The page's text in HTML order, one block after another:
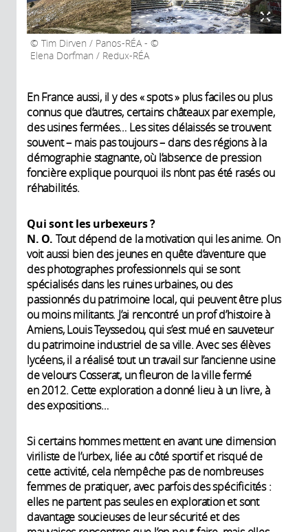
Tim Dirven / Panos-RÉA - ©
Elena Dorfman / Redux-RÉA
En France aussi, il y des « spots » plus faciles ou plus
connus que d’autres, certains châteaux par exemple,
des usines fermées… Les sites délaissés se trouvent
souvent – mais pas toujours – dans des régions à la
démographie stagnante, où l’absence de pression
foncière explique pourquoi ils n’ont pas été rasés ou
réhabilités.
Qui sont les urbexeurs ?
N. O. Tout dépend de la motivation qui les anime. On
voit aussi bien des jeunes en quête d’aventure que
des photographes professionnels qui se sont
spécialisés dans les ruines urbaines, ou des
passionnés du patrimoine local, qui peuvent être plus
ou moins militants. J’ai rencontré un prof d’histoire à
Amiens, Louis Teyssedou, qui s’est mué en sauveteur
du patrimoine industriel de sa ville. Avec ses élèves
lycéens, il a réalisé tout un travail sur l’ancienne usine
de velours Cosserat, un fleuron de la ville fermé
en 2012. Cette exploration a donné lieu à un livre, à
des expositions…
Si certains hommes mettent en avant une dimension
viriliste de l’urbex, liée au côté sportif et risqué de
cette activité, cela n’empêche pas de nombreuses
femmes de pratiquer, avec parfois des spécificités :
elles ne partent pas seules en exploration et sont
davantage soucieuses de leur sécurité et des